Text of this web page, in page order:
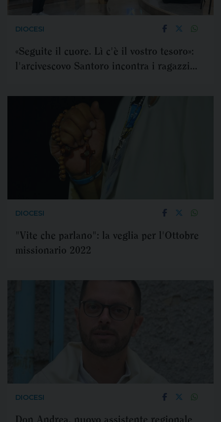
DIOCESI
«Seguite il cuore. Lì c'è il vostro tesoro»:
l'arcivescovo Santoro incontra i ragazzi
DIOCESI
"Vite che parlano": la veglia per l'Ottobre
missionario 2022
DIOCESI
Don Andrea, nuovo assistente regionale